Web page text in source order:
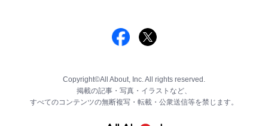
Copyright©All About, Inc. All rights reserved.
掲載の記事・写真・イラストなど、
すべてのコンテンツの無断複写・転載・公衆送信等を禁じます。